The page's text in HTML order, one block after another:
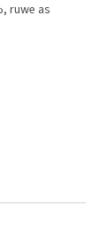
ruwe as